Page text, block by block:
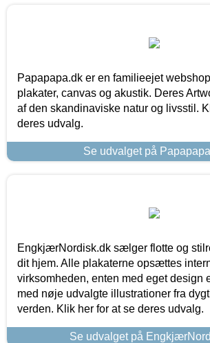
Papapapa.dk er en familieejet
plakater, canvas og akustik. Deres
af den skandinaviske natur og livsstil.
deres udvalg.
Se udvalget på
EngkjærNordisk.dk sælger flotte og
dit hjem. Alle plakaterne opsættes
virksomheden, enten med eget design
med nøje udvalgte illustrationer fra
verden. Klik her for at se deres udvalg.
Se udvalget på